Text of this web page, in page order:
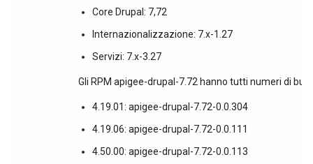
Core Drupal: 7,72
Internazionalizzazione: 7.x-1.27
Servizi: 7.x-3.27
Gli RPM apigee-drupal-7.72 hanno tutti numeri di
4.19.01: apigee-drupal-7.72-0.0.304
4.19.06: apigee-drupal-7.72-0.0.111
4.50.00: apigee-drupal-7.72-0.0.113